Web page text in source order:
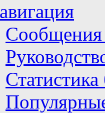
Сообщения
Статистика